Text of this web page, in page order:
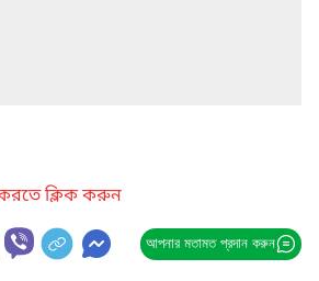
ক্লিক করুন
আপনার মতামত প্রদান করুন